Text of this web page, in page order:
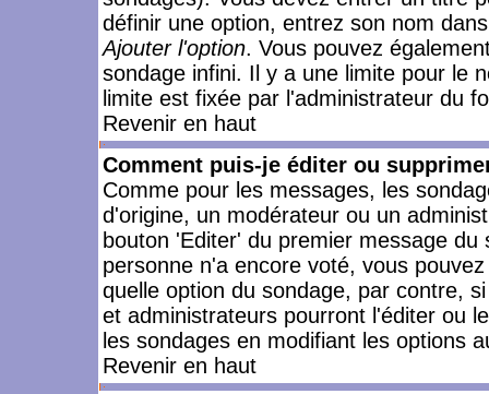
définir une option, entrez son nom
Ajouter l'option. Vous pouvez
sondage infini. Il y a une limite pour le
limite est fixée par l'administrateur du
Revenir en haut
Comment puis-je éditer ou
Comme pour les messages, les
d'origine, un modérateur ou un
bouton 'Editer' du premier message
personne n'a encore voté, vous
quelle option du sondage, par contre,
et administrateurs pourront l'éditer ou
les sondages en modifiant les options
Revenir en haut